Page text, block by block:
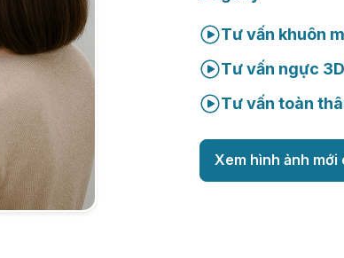
Tư vấn khuôn
Tư vấn ngực 3D
Tư vấn toàn
Xem hình ảnh mới